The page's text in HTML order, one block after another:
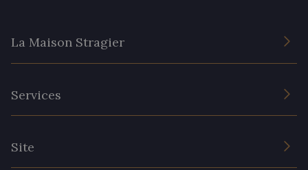
La Maison Stragier
Services
Site